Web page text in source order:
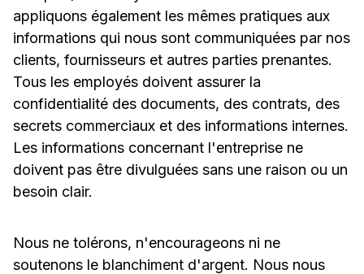
appliquons également les mêmes pratiques aux
informations qui nous sont communiquées par nos
clients, fournisseurs et autres parties prenantes.
Tous les employés doivent assurer la
confidentialité des documents, des contrats, des
secrets commerciaux et des informations internes.
Les informations concernant l'entreprise ne
doivent pas être divulguées sans une raison ou un
besoin clair.
Nous ne tolérons, n'encourageons ni ne
soutenons le blanchiment d'argent. Nous nous